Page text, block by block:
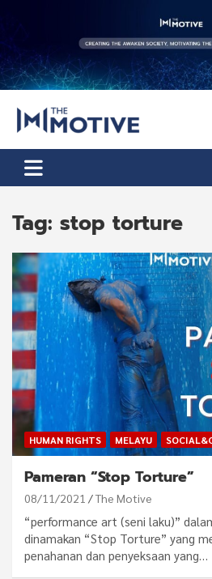
content
The Motive
Tag: stop torture
HUMAN RIGHTS MELAYU
Pameran “Stop Torture”
08/11/2021 The Motive
“performance art (seni laku)”
dinamakan “Stop Torture” yang
penahanan dan penyeksaan yang…